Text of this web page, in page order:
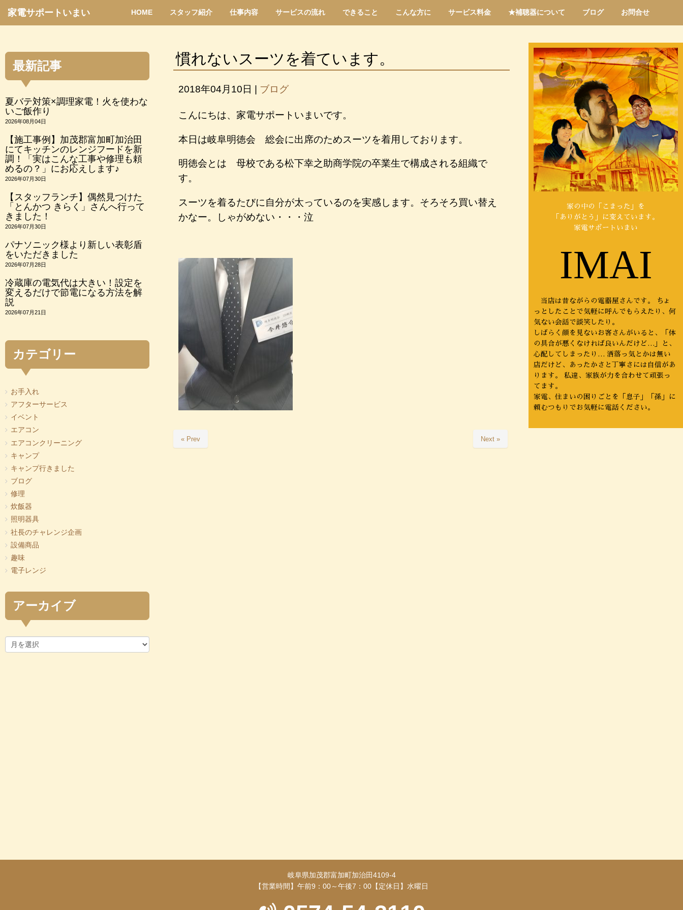
家電サポートいまい HOME スタッフ紹介 仕事内容 サービスの流れ できること こんな方に サービス料金 ★補聴器について ブログ お問合せ
慣れないスーツを着ています。
2018年04月10日 ブログ
こんにちは、家電サポートいまいです。
本日は岐阜明徳会 総会に出席のためスーツを着用しております。
明徳会とは 母校である松下幸之助商学院の卒業生で構成される組織で
す。
スーツを着るたびに自分が太っているのを実感します。そろそろ買い替え
かなー。しゃがめない・・・泣
« Prev Next »
最新記事
夏バテ対策×調理家電！火を使わな
いご飯作り
2026年08月04日
【施工事例】加茂郡富加町加治田
にてキッチンのレンジフードを新
調！「実はこんな工事や修理も頼
めるの？」にお応えします♪
2026年07月30日
【スタッフランチ】偶然見つけた
「とんかつ きらく」さんへ行って
きました！
2026年07月30日
パナソニック様より新しい表彰盾
をいただきました
2026年07月28日
冷蔵庫の電気代は大きい！設定を
変えるだけで節電になる方法を解
説
2026年07月21日
カテゴリー
お手入れ
アフターサービス
イベント
エアコン
エアコンクリーニング
キャンプ
キャンプ行きました
ブログ
修理
炊飯器
照明器具
社長のチャレンジ企画
設備商品
趣味
電子レンジ
アーカイブ
家の中の「こまった」を
「ありがとう」に変えています。
家電サポートいまい
IMAI
当店は昔ながらの電器屋さんです。 ちょ
っとしたことで気軽に呼んでもらえたり、何
気ない会話で談笑したり。
しばらく顔を見ないお客さんがいると、「体
の具合が悪くなければ良いんだけど…」と、
心配してしまったり… 洒落っ気とかは無い
店だけど、あったかさと丁寧さには自信があ
ります。 私達、家族が力を合わせて頑張っ
てます。
家電、住まいの困りごとを「息子」「孫」に
頼むつもりでお気軽に電話ください。
岐阜県加茂郡富加町加治田4109-4
【営業時間】午前9：00～午後7：00【定休日】水曜日